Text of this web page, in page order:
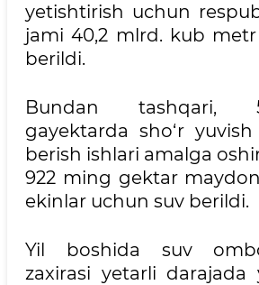
yetishtirish uchun
jami 40,2 mlrd. kub
berildi.
Bundan tashqari,
gayektarda sho‘r
berish ishlari amalga
922 ming gektar
ekinlar uchun suv berildi.
Yil boshida suv
zaxirasi yetarli darajada